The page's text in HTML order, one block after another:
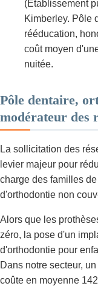
(Établissement
Kimberley. Pôle
rééducation,
coût moyen
nuitée.
Pôle dentaire,
modérateur des
La sollicitation des
levier majeur pour
charge des familles
d'orthodontie non
Alors que les
zéro, la pose d'un
d'orthodontie pour
Dans notre secteur,
coûte en moyenne